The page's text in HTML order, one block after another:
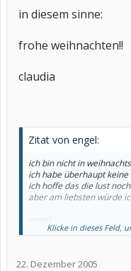
in diesem sinne:
frohe weihnachten!!
claudia
Zitat von engel:
ich bin nicht in
ich habe überhaupt
ich hoffe das die lust
aber am liebsten würde
Klicke in dieses Feld,
22. Dezember 2005